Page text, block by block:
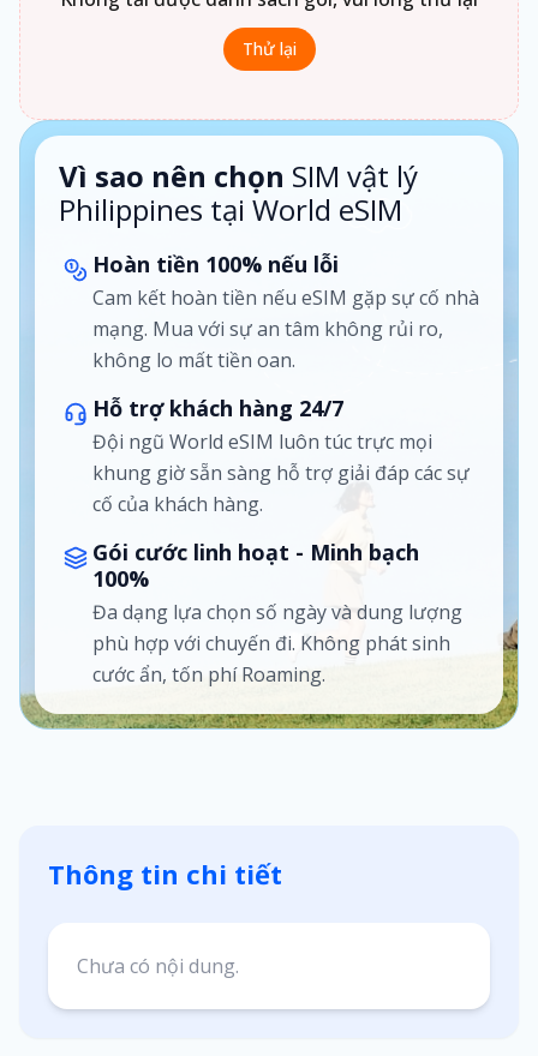
Thử lại
Vì sao nên chọn SIM vật lý
Philippines tại World eSIM
Hoàn tiền 100% nếu lỗi
Cam kết hoàn tiền nếu eSIM gặp sự cố nhà
mạng. Mua với sự an tâm không rủi ro,
không lo mất tiền oan.
Hỗ trợ khách hàng 24/7
Đội ngũ World eSIM luôn túc trực mọi
khung giờ sẵn sàng hỗ trợ giải đáp các sự
cố của khách hàng.
Gói cước linh hoạt - Minh bạch
100%
Đa dạng lựa chọn số ngày và dung lượng
phù hợp với chuyến đi. Không phát sinh
cước ẩn, tốn phí Roaming.
Thông tin chi tiết
Chưa có nội dung.